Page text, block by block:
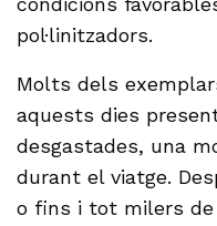
pol·linitzadors.
Molts dels
aquests dies
desgastades, una
durant el viatge.
o fins i tot milers